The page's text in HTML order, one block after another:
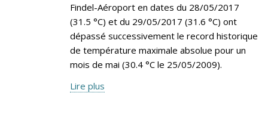
Findel-Aéroport en dates du 28/05/2017
(31.5 °C) et du 29/05/2017 (31.6 °C) ont
dépassé successivement le record historique
de température maximale absolue pour un
mois de mai (30.4 °C le 25/05/2009).
Lire plus